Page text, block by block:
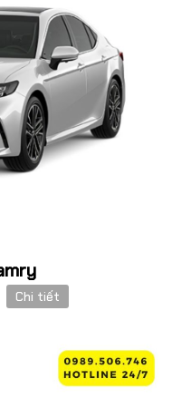
Chi tiết